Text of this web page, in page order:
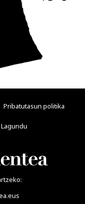
Pribatutasun politika
Lagundu